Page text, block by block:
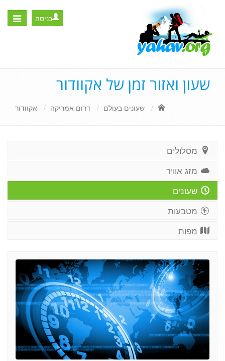
Toggle
כניסה
שעון ואזור זמן של אקוודור
שעונים בעולם דרום אמריקה אקוודור
מסלולים
מזג אוויר
שעונים
מטבעות
מפות